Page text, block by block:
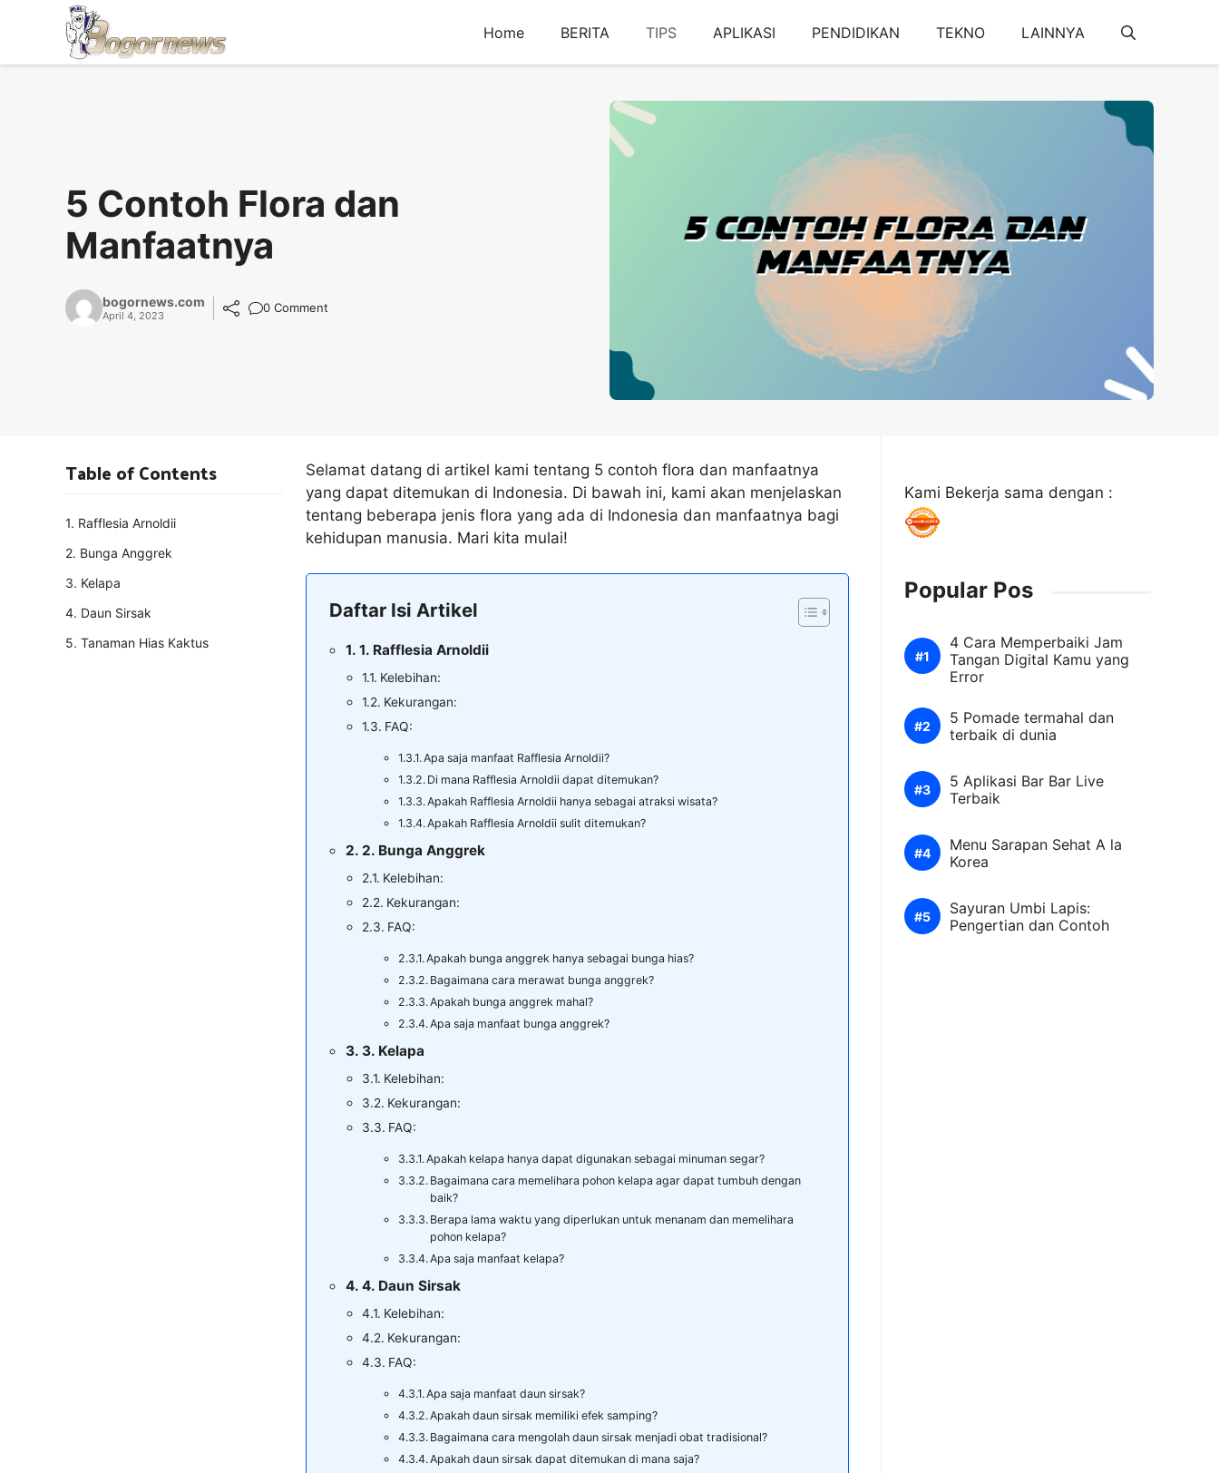
Home BERITA TIPS APLIKASI PENDIDIKAN TEKNO LAINNYA
5 Contoh Flora dan
Manfaatnya
bogornews.com
April 4, 2023
0 Comment
Selamat datang di artikel kami tentang 5 contoh flora dan manfaatnya
yang dapat ditemukan di Indonesia. Di bawah ini, kami akan menjelaskan
tentang beberapa jenis flora yang ada di Indonesia dan manfaatnya bagi
kehidupan manusia. Mari kita mulai!
Daftar Isi Artikel
1. Rafflesia Arnoldii
Kelebihan:
Kekurangan:
FAQ:
Apa saja manfaat Rafflesia Arnoldii?
Di mana Rafflesia Arnoldii dapat ditemukan?
Apakah Rafflesia Arnoldii hanya sebagai atraksi wisata?
Apakah Rafflesia Arnoldii sulit ditemukan?
2. Bunga Anggrek
Kelebihan:
Kekurangan:
FAQ:
Apakah bunga anggrek hanya sebagai bunga hias?
Bagaimana cara merawat bunga anggrek?
Apakah bunga anggrek mahal?
Apa saja manfaat bunga anggrek?
3. Kelapa
Kelebihan:
Kekurangan:
FAQ:
Apakah kelapa hanya dapat digunakan sebagai minuman segar?
Bagaimana cara memelihara pohon kelapa agar dapat tumbuh dengan
baik?
Berapa lama waktu yang diperlukan untuk menanam dan memelihara
pohon kelapa?
Apa saja manfaat kelapa?
4. Daun Sirsak
Kelebihan:
Kekurangan:
FAQ:
Apa saja manfaat daun sirsak?
Apakah daun sirsak memiliki efek samping?
Bagaimana cara mengolah daun sirsak menjadi obat tradisional?
Apakah daun sirsak dapat ditemukan di mana saja?
Table of Contents
1. Rafflesia Arnoldii
2. Bunga Anggrek
3. Kelapa
4. Daun Sirsak
5. Tanaman Hias Kaktus
Kami Bekerja sama dengan :
Popular Pos
4 Cara Memperbaiki Jam
Tangan Digital Kamu yang
Error
5 Pomade termahal dan
terbaik di dunia
5 Aplikasi Bar Bar Live
Terbaik
Menu Sarapan Sehat A la
Korea
Sayuran Umbi Lapis:
Pengertian dan Contoh